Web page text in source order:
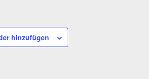
hinzufügen